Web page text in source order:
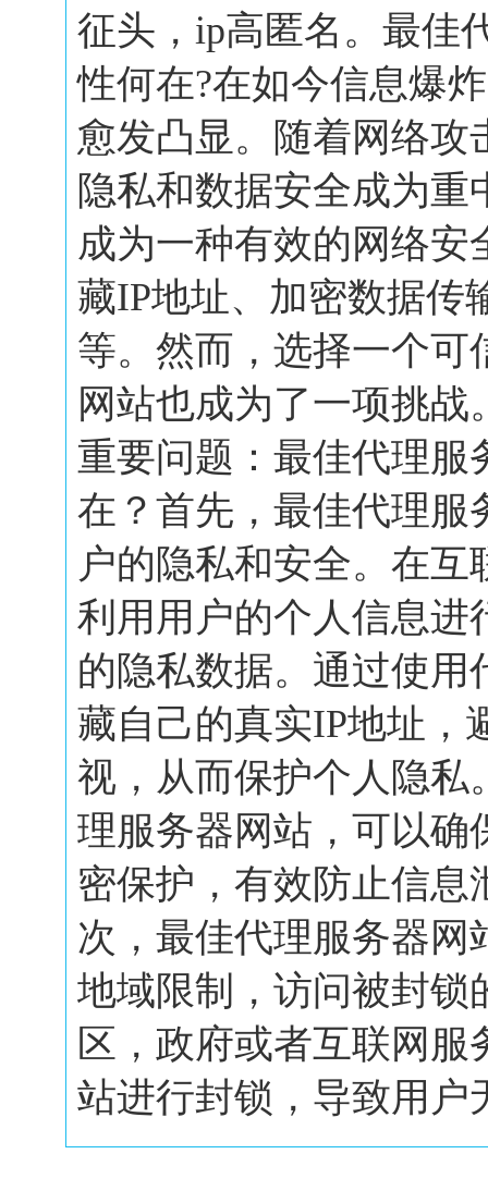
征头，ip高匿名。最佳
性何在?在如今信息爆
愈发凸显。随着网络攻
隐私和数据安全成为
成为一种有效的网络
藏IP地址、加密数据传
等。然而，选择一个可
网站也成为了一项挑
重要问题：最佳代理服
在？首先，最佳代理服
户的隐私和安全。在
利用用户的个人信息进
的隐私数据。通过使
藏自己的真实IP地址，
视，从而保护个人隐私
理服务器网站，可以确
密保护，有效防止信
次，最佳代理服务器
地域限制，访问被封锁
区，政府或者互联网
站进行封锁，导致用户